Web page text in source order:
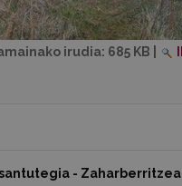
irudia: 685 KB
- Zaharberritzea